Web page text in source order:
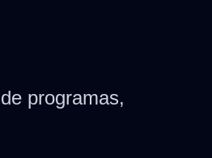
programas,